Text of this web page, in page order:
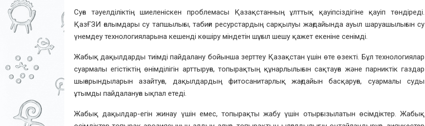
Суға тәуелділіктің шиеленіскен проблемасы Қазақстанның ұлттық қауіпсіздігіне қауіп төндіреді.
ҚазҒЗИ ғалымдары су тапшылығы, табиғи ресурстардың сарқылуы жағдайында ауыл шаруашылығын су
үнемдеу технологияларына кешенді көшіру міндетін шұғыл шешу қажет екеніне сенімді.
Жабық дақылдарды тиімді пайдалану бойынша зерттеу Қазақстан үшін өте өзекті. Бұл технологиялар
суармалы егістіктің өнімділігін арттыруға, топырақтың құнарлылығын сақтауға және парниктік газдар
шығарындыларын азайтуға, дақылдардың фитосанитарлық жағдайын басқаруға, суармалы суды
ұтымды пайдалануға ықпал етеді.
Жабық дақылдар-егін жинау үшін емес, топырақты жабу үшін отырғызылатын өсімдіктер. Жабық